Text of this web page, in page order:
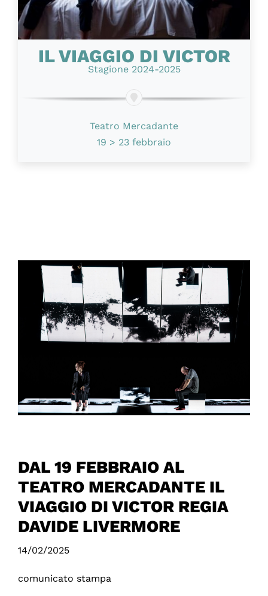
IL VIAGGIO DI VICTOR
Stagione 2024-2025
Teatro Mercadante
19 > 23 febbraio
DAL 19 FEBBRAIO AL
TEATRO MERCADANTE IL
VIAGGIO DI VICTOR REGIA
DAVIDE LIVERMORE
14/02/2025
comunicato stampa